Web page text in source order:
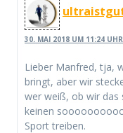
30. MAI 2018 UM 11:24 UHR
Lieber Manfred, tja,
bringt, aber wir
wer weiß, ob wir das
keinen
Sport treiben.